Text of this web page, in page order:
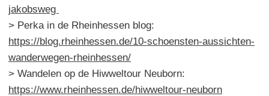
jakobsweg
> Perka in de Rheinhessen blog:
https://blog.rheinhessen.de/10-schoensten-aussichten-
wanderwegen-rheinhessen/
> Wandelen op de Hiwweltour Neuborn:
https://www.rheinhessen.de/hiwweltour-neuborn